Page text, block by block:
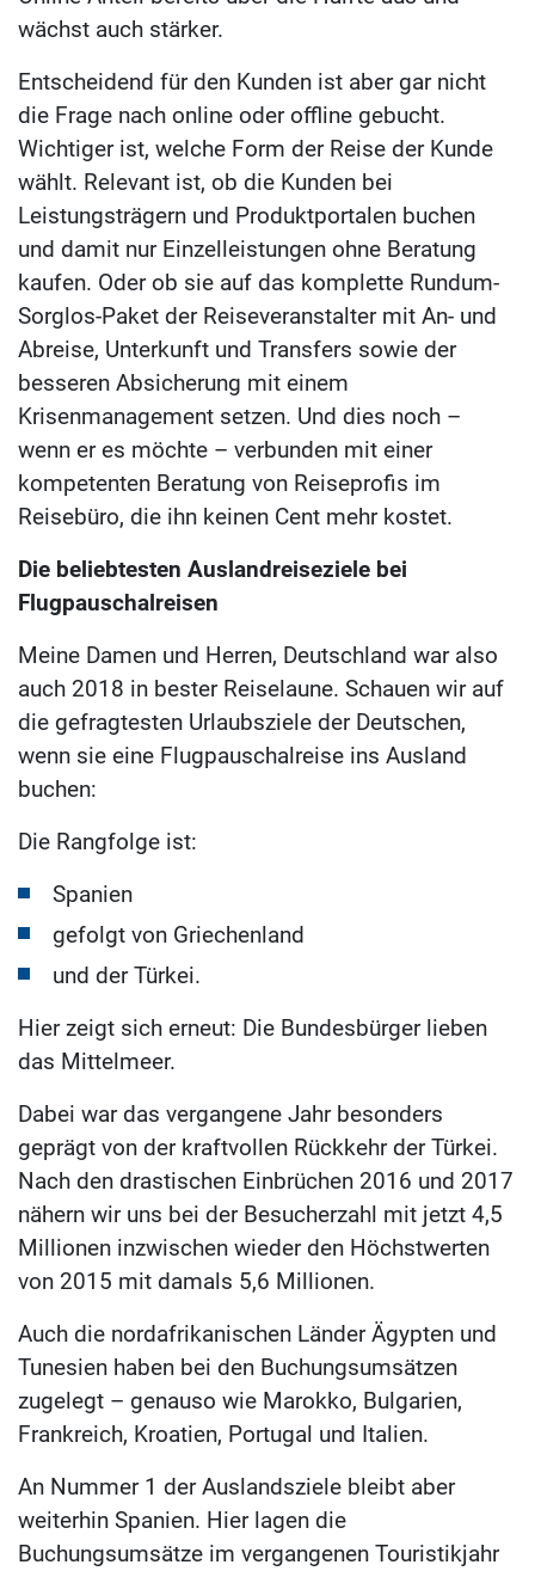
wächst auch stärker.
Entscheidend für den Kunden ist aber gar nicht
die Frage nach online oder offline gebucht.
Wichtiger ist, welche Form der Reise der Kunde
wählt. Relevant ist, ob die Kunden bei
Leistungsträgern und Produktportalen buchen
und damit nur Einzelleistungen ohne Beratung
kaufen. Oder ob sie auf das komplette Rundum-
Sorglos-Paket der Reiseveranstalter mit An- und
Abreise, Unterkunft und Transfers sowie der
besseren Absicherung mit einem
Krisenmanagement setzen. Und dies noch –
wenn er es möchte – verbunden mit einer
kompetenten Beratung von Reiseprofis im
Reisebüro, die ihn keinen Cent mehr kostet.
Die beliebtesten Auslandreiseziele bei
Flugpauschalreisen
Meine Damen und Herren, Deutschland war also
auch 2018 in bester Reiselaune. Schauen wir auf
die gefragtesten Urlaubsziele der Deutschen,
wenn sie eine Flugpauschalreise ins Ausland
buchen:
Die Rangfolge ist:
Spanien
gefolgt von Griechenland
und der Türkei.
Hier zeigt sich erneut: Die Bundesbürger lieben
das Mittelmeer.
Dabei war das vergangene Jahr besonders
geprägt von der kraftvollen Rückkehr der Türkei.
Nach den drastischen Einbrüchen 2016 und 2017
nähern wir uns bei der Besucherzahl mit jetzt 4,5
Millionen inzwischen wieder den Höchstwerten
von 2015 mit damals 5,6 Millionen.
Auch die nordafrikanischen Länder Ägypten und
Tunesien haben bei den Buchungsumsätzen
zugelegt – genauso wie Marokko, Bulgarien,
Frankreich, Kroatien, Portugal und Italien.
An Nummer 1 der Auslandsziele bleibt aber
weiterhin Spanien. Hier lagen die
Buchungsumsätze im vergangenen Touristikjahr